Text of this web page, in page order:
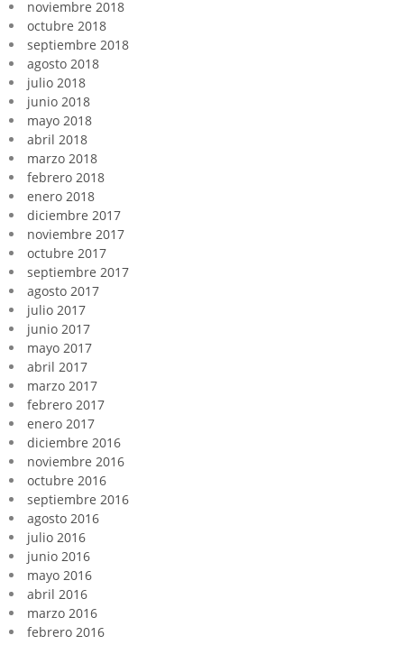
noviembre 2018
octubre 2018
septiembre 2018
agosto 2018
julio 2018
junio 2018
mayo 2018
abril 2018
marzo 2018
febrero 2018
enero 2018
diciembre 2017
noviembre 2017
octubre 2017
septiembre 2017
agosto 2017
julio 2017
junio 2017
mayo 2017
abril 2017
marzo 2017
febrero 2017
enero 2017
diciembre 2016
noviembre 2016
octubre 2016
septiembre 2016
agosto 2016
julio 2016
junio 2016
mayo 2016
abril 2016
marzo 2016
febrero 2016